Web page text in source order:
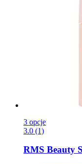
3 opcje
3.0 (1)
RMS Beauty